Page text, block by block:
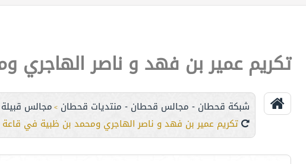
تكريم عمير بن فهد و ناصر الهاجري
شبكة قحطان - مجالس قحطان - منتديات قحطان > مجالس
تكريم عمير بن فهد و ناصر الهاجري ومحمد بن ظبية في قاعة